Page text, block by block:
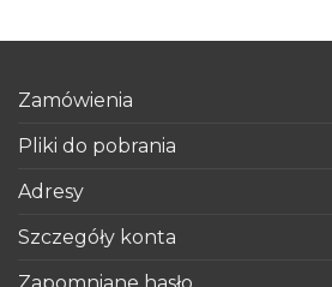
Zamówienia
Pliki do pobrania
Adresy
Szczegóły konta